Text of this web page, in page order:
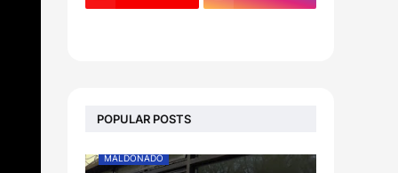
POPULAR POSTS
MALDONADO